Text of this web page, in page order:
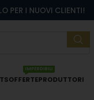
OFFERTE
IMPERDIBILI
PRODUTTORI
PER I NUOVI CLIENTI!